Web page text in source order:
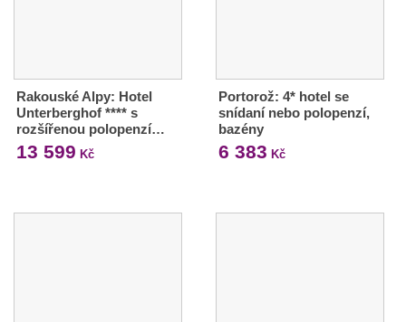
Rakouské Alpy: Hotel
Unterberghof **** s
rozšířenou polopenzí…
13 599 Kč
Portorož: 4* hotel se
snídaní nebo polopenzí,
bazény
6 383 Kč